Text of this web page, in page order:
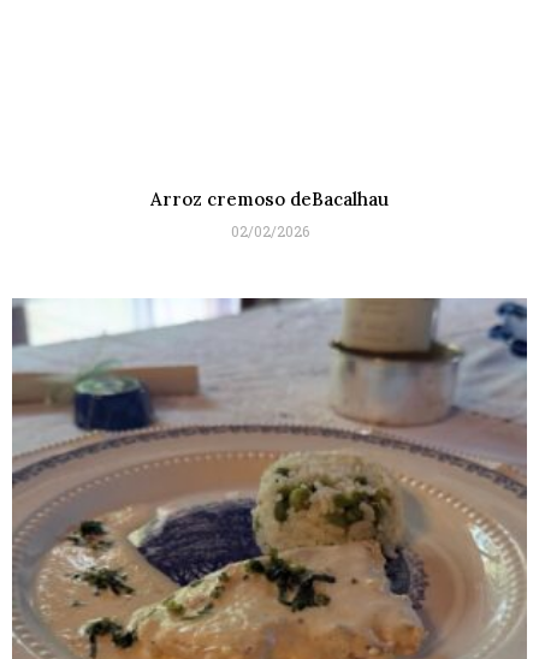
Arroz cremoso deBacalhau
02/02/2026